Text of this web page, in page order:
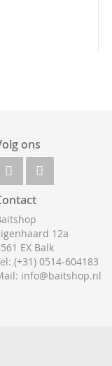
ons
12a
EX Balk
(+31) 0514-604183
info@baitshop.nl